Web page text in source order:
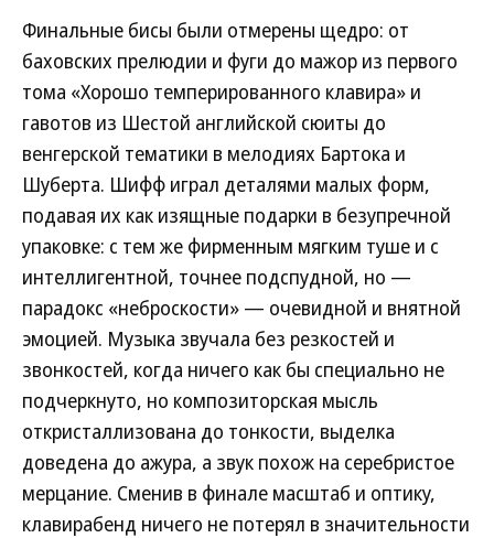
Финальные бисы были отмерены щедро: от
баховских прелюдии и фуги до мажор из первого
тома «Хорошо темперированного клавира» и
гавотов из Шестой английской сюиты до
венгерской тематики в мелодиях Бартока и
Шуберта. Шифф играл деталями малых форм,
подавая их как изящные подарки в безупречной
упаковке: с тем же фирменным мягким туше и с
интеллигентной, точнее подспудной, но —
парадокс «неброскости» — очевидной и внятной
эмоцией. Музыка звучала без резкостей и
звонкостей, когда ничего как бы специально не
подчеркнуто, но композиторская мысль
откристаллизована до тонкости, выделка
доведена до ажура, а звук похож на серебристое
мерцание. Сменив в финале масштаб и оптику,
клавирабенд ничего не потерял в значительности